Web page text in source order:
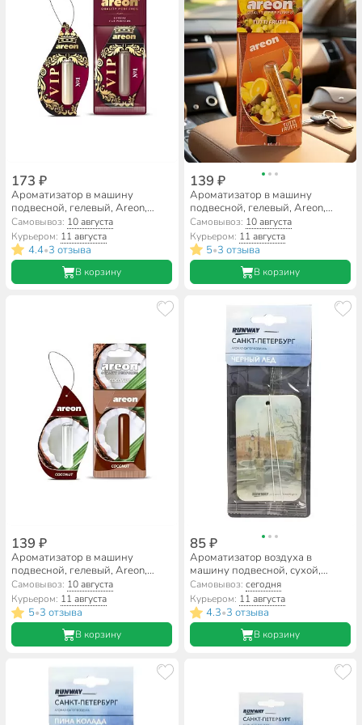
173 ₽
Ароматизатор в машину
подвесной, гелевый, Areon,
Liquid Vip №1, 5 мл, 704-LV-01
Самовывоз: 10 августа
Курьером: 11 августа
4.4•3 отзыва
В корзину
139 ₽
Ароматизатор в машину
подвесной, гелевый, Areon,
Liquid Фрутти, 5 мл, 704-LR-16
Самовывоз: 10 августа
Курьером: 11 августа
5•3 отзыва
В корзину
139 ₽
Ароматизатор в машину
подвесной, гелевый, Areon,
Liquid Кокос, 5 мл, 704-LR-18
Самовывоз: 10 августа
Курьером: 11 августа
5•3 отзыва
В корзину
85 ₽
Ароматизатор воздуха в
машину подвесной, сухой,
Runway, Чёрный лед, “СПБ”,
RW6222
Самовывоз: сегодня
Курьером: 11 августа
4.3•3 отзыва
В корзину